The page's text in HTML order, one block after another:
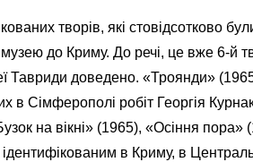
творів, які стовідсотково
до Криму. До речі, це вже 6-й
Тавриди доведено. «Троянди»
в Сімферополі робіт Георгія
на вікні» (1965), «Осіння пора»
в Криму, в